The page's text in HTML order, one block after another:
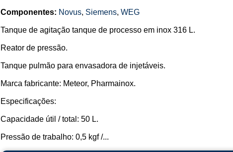
Componentes: Novus, Siemens, WEG
Tanque de agitação tanque de processo em inox 316 L.
Reator de pressão.
Tanque pulmão para envasadora de injetáveis.
Marca fabricante: Meteor, Pharmainox.
Especificações:
Capacidade útil / total: 50 L.
Pressão de trabalho: 0,5 kgf /...